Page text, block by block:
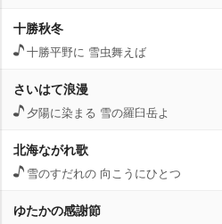
十勝秋冬
十勝平野に 雪虫舞えば
さいはて浪漫
夕陽に染まる 雪の羅臼岳よ
北海ながれ歌
雪のすだれの 向こうにひとつ
ゆたかの感謝節